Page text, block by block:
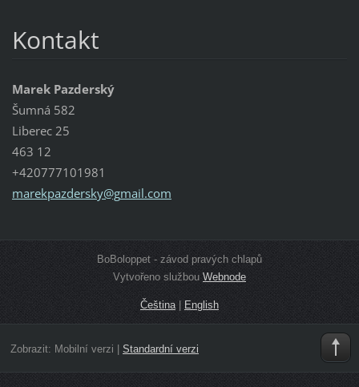
Kontakt
Marek Pazderský
Šumná 582
Liberec 25
463 12
+420777101981
marekpazdersky@gmail.com
BoBoloppet - závod pravých chlapů
Vytvořeno službouWebnode
Čeština | English
Zobrazit: Mobilní verzi Standardní verzi